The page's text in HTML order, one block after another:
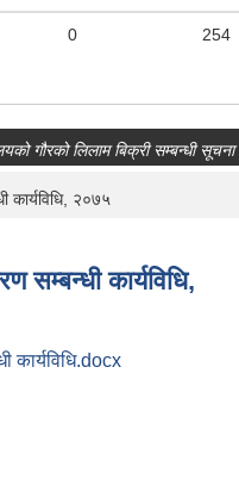
0 254
गौरको लिलाम बिक्री सम्बन्धी सूचना।
कार्यविधि, २०७५
सम्बन्धी कार्यविधि,
कार्यविधि.docx